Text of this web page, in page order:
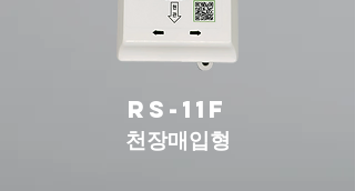
rs-11f
​천장매입형